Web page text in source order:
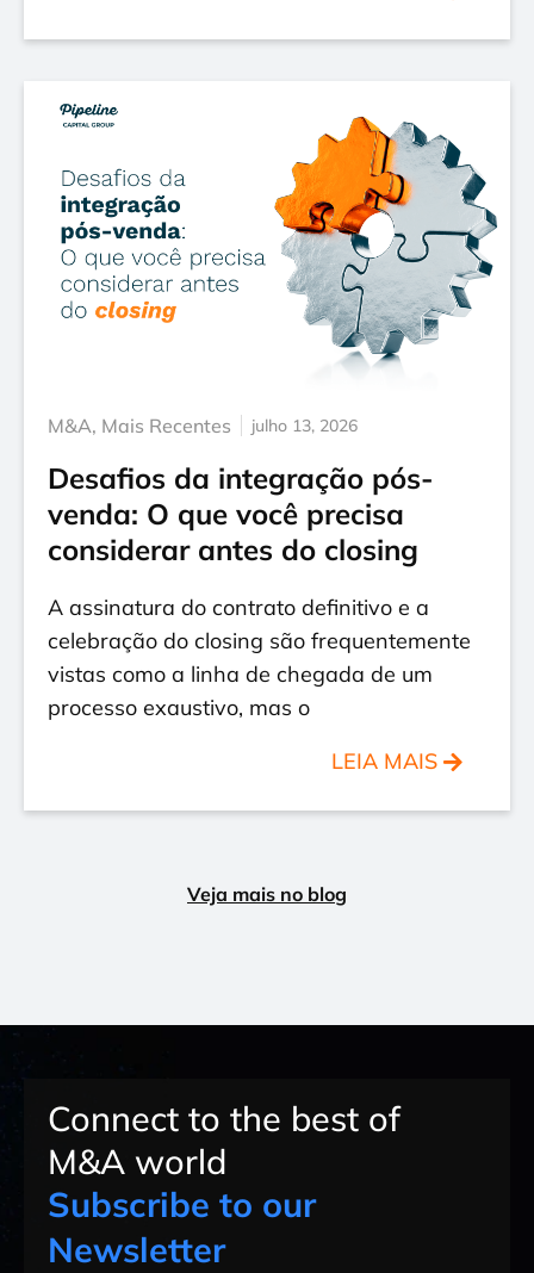
M&A, Mais Recentes julho 13, 2026
Desafios da integração pós-
venda: O que você precisa
considerar antes do closing
A assinatura do contrato definitivo e a
celebração do closing são frequentemente
vistas como a linha de chegada de um
processo exaustivo, mas o
LEIA MAIS
Veja mais no blog
Connect to the best of
M&A world
Subscribe to our
Newsletter